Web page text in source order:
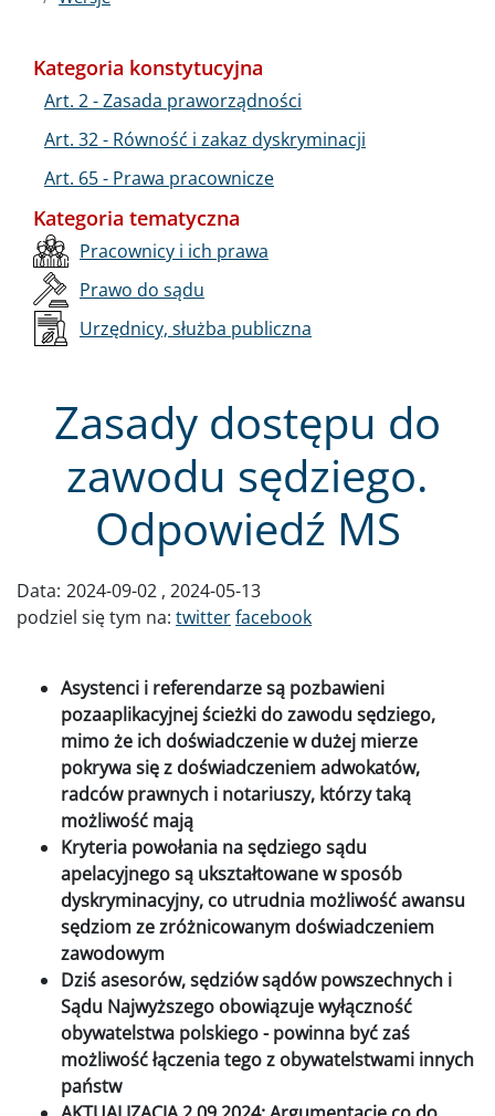
Zasady dostępu do
zawodu sędziego.
Odpowiedź MS
Data: 2024-09-02 2024-05-13
podziel się tym na: twitterfacebook
Asystenci i referendarze są pozbawieni
pozaaplikacyjnej ścieżki do zawodu sędziego,
mimo że ich doświadczenie w dużej mierze
pokrywa się z doświadczeniem adwokatów,
radców prawnych i notariuszy, którzy taką
możliwość mają
Kryteria powołania na sędziego sądu
apelacyjnego są ukształtowane w sposób
dyskryminacyjny, co utrudnia możliwość awansu
sędziom ze zróżnicowanym doświadczeniem
zawodowym
Dziś asesorów, sędziów sądów powszechnych i
Sądu Najwyższego obowiązuje wyłączność
obywatelstwa polskiego - powinna być zaś
możliwość łączenia tego z obywatelstwami innych
państw
Kategoria konstytucyjna
Art. 2 - Zasada praworządności
Art. 32 - Równość i zakaz dyskryminacji
Art. 65 - Prawa pracownicze
Kategoria tematyczna
Pracownicy i ich prawa
Prawo do sądu
Urzędnicy, służba publiczna